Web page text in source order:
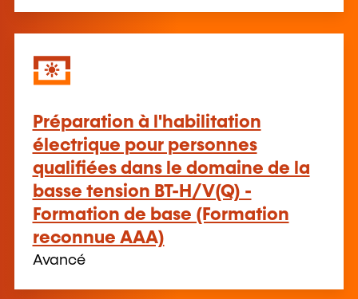
Préparation à l'habilitation
électrique pour personnes
qualifiées dans le domaine de la
basse tension BT-H/V(Q) -
Formation de base (Formation
reconnue AAA)
Avancé